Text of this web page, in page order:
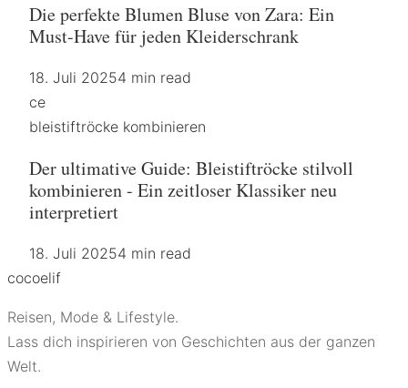
Die perfekte Blumen Bluse von Zara: Ein
Must-Have für jeden Kleiderschrank
18. Juli 20254 min read
ce
bleistiftröcke kombinieren
Der ultimative Guide: Bleistiftröcke stilvoll
kombinieren - Ein zeitloser Klassiker neu
interpretiert
18. Juli 20254 min read
cocoelif
Reisen, Mode & Lifestyle.
Lass dich inspirieren von Geschichten aus der ganzen
Welt.